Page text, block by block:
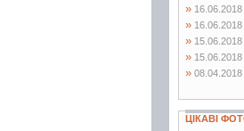
» 16.06.2018
» 16.06.2018
» 15.06.2018
» 15.06.2018
» 08.04.2018
ЦІКАВІ